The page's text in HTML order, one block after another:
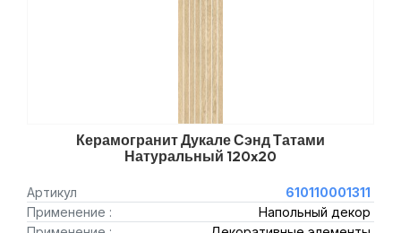
Керамогранит Дукале Сэнд Татами
Натуральный 120x20
Артикул
610110001311
Применение :
Напольный декор